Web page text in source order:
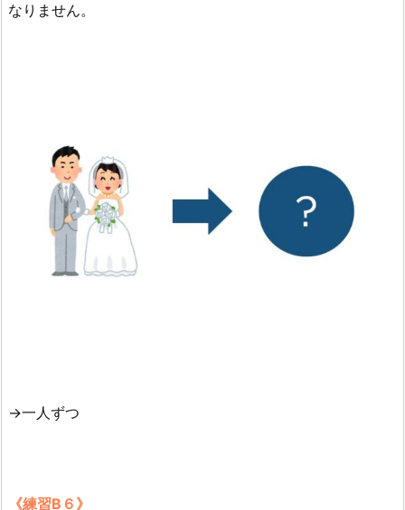
なりません。
→一人ずつ
《練習B６》